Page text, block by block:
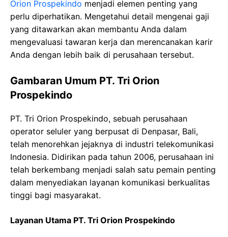
Orion Prospekindo menjadi elemen penting yang
perlu diperhatikan. Mengetahui detail mengenai gaji
yang ditawarkan akan membantu Anda dalam
mengevaluasi tawaran kerja dan merencanakan karir
Anda dengan lebih baik di perusahaan tersebut.
Gambaran Umum PT. Tri Orion
Prospekindo
PT. Tri Orion Prospekindo, sebuah perusahaan
operator seluler yang berpusat di Denpasar, Bali,
telah menorehkan jejaknya di industri telekomunikasi
Indonesia. Didirikan pada tahun 2006, perusahaan ini
telah berkembang menjadi salah satu pemain penting
dalam menyediakan layanan komunikasi berkualitas
tinggi bagi masyarakat.
Layanan Utama PT. Tri Orion Prospekindo